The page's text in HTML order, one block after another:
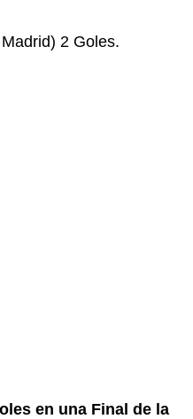
2 Goles.
en una Final de la